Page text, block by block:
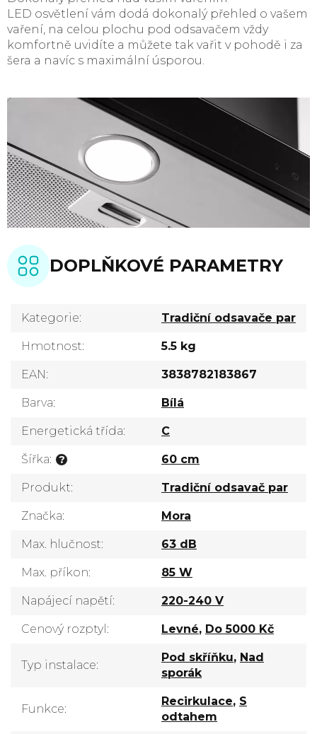
LED osvětlení vám dodá dokonalý přehled o vašem
vaření, na celou plochu pod odsavačem vždy
komfortně uvidíte a můžete tak vařit v pohodě i za
šera a navíc s maximální úsporou.
DOPLŇKOVÉ PARAMETRY
Kategorie: Tradiční odsavače par
Hmotnost: 5.5 kg
EAN: 3838782183867
Barva: Bílá
Energetická třída: C
?
Šířka: 60 cm
Produkt: Tradiční odsavač par
Značka: Mora
Max. hlučnost: 63 dB
Max. příkon: 85 W
Napájecí napětí: 220-240 V
Cenový rozptyl : Levné, Do 5000 Kč
Typ instalace:
Pod skříňku, Nad
sporák
Funkce:
Recirkulace, S
odtahem